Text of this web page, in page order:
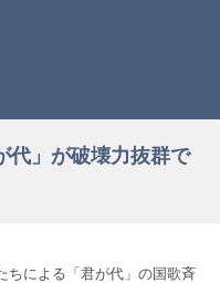
代」が破壊力抜群で
ちによる「君が代」の国歌斉